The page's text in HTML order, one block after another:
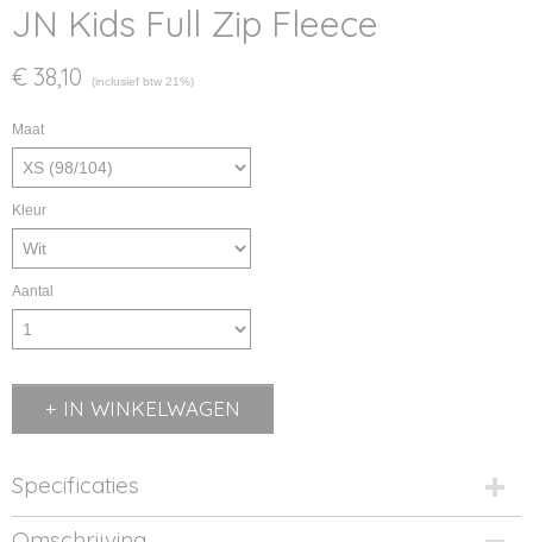
JN Kids Full Zip Fleece
€ 38,10 (inclusief btw 21%)
Maat
Kleur
Aantal
IN WINKELWAGEN
Specificaties
Productcode